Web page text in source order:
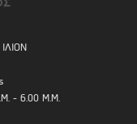
- 6.00 Μ.Μ.